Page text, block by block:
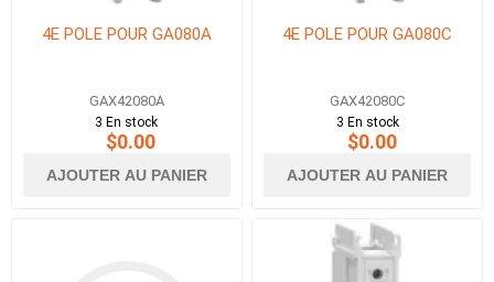
4E POLE POUR GA080A
GAX42080A
3 En stock
$0.00
AJOUTER AU PANIER
4E POLE POUR GA080C
GAX42080C
3 En stock
$0.00
AJOUTER AU PANIER